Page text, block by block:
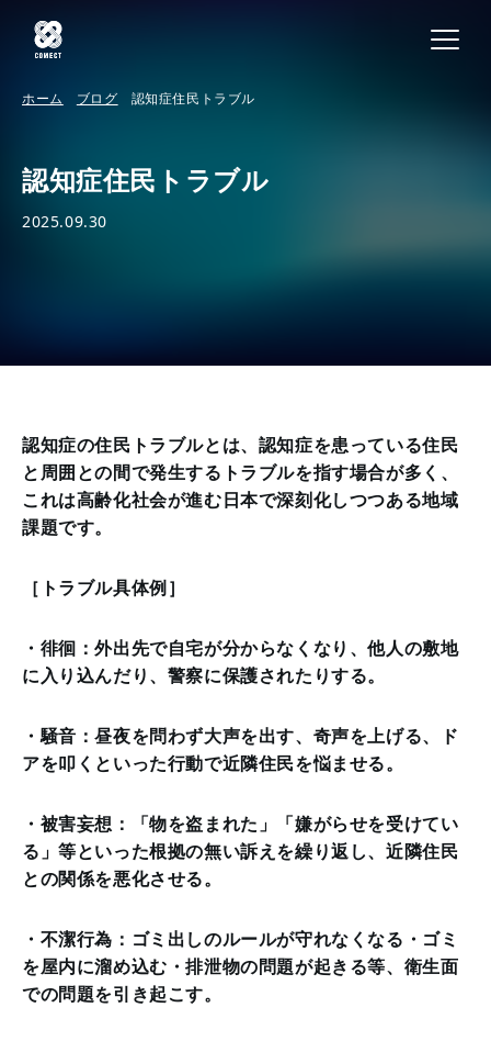
ホーム ブログ 認知症住民トラブル
認知症住民トラブル
2025.09.30
認知症の住民トラブルとは、認知症を患っている住民
と周囲との間で発生するトラブルを指す場合が多く、
これは高齢化社会が進む日本で深刻化しつつある地域
課題です。
［トラブル具体例］
・徘徊：外出先で自宅が分からなくなり、他人の敷地
に入り込んだり、警察に保護されたりする。
・騒音：昼夜を問わず大声を出す、奇声を上げる、ド
アを叩くといった行動で近隣住民を悩ませる。
・被害妄想：「物を盗まれた」「嫌がらせを受けてい
る」等といった根拠の無い訴えを繰り返し、近隣住民
との関係を悪化させる。
・不潔行為：ゴミ出しのルールが守れなくなる・ゴミ
を屋内に溜め込む・排泄物の問題が起きる等、衛生面
での問題を引き起こす。